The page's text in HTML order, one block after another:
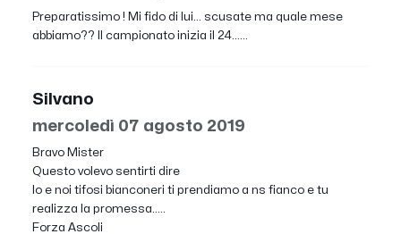
Preparatissimo ! Mi fido di lui... scusate ma quale mese
abbiamo?? Il campionato inizia il 24......
Silvano
mercoledì 07 agosto 2019
Bravo Mister
Questo volevo sentirti dire
Io e noi tifosi bianconeri ti prendiamo a ns fianco e tu
realizza la promessa.....
Forza Ascoli